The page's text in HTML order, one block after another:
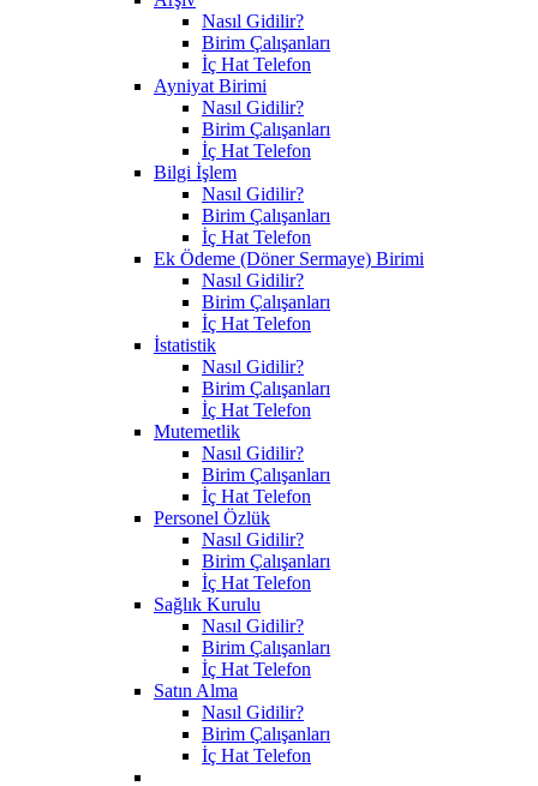
Nasıl Gidilir?
Birim Çalışanları
İç Hat Telefon
Ayniyat Birimi
Nasıl Gidilir?
Birim Çalışanları
İç Hat Telefon
Bilgi İşlem
Nasıl Gidilir?
Birim Çalışanları
İç Hat Telefon
Ek Ödeme (Döner Sermaye) Birimi
Nasıl Gidilir?
Birim Çalışanları
İç Hat Telefon
İstatistik
Nasıl Gidilir?
Birim Çalışanları
İç Hat Telefon
Mutemetlik
Nasıl Gidilir?
Birim Çalışanları
İç Hat Telefon
Personel Özlük
Nasıl Gidilir?
Birim Çalışanları
İç Hat Telefon
Sağlık Kurulu
Nasıl Gidilir?
Birim Çalışanları
İç Hat Telefon
Satın Alma
Nasıl Gidilir?
Birim Çalışanları
İç Hat Telefon